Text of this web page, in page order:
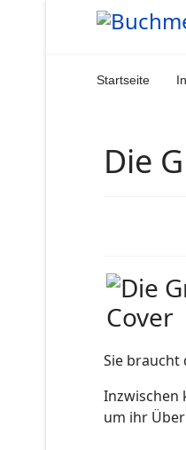
Startseite
Die
Sie braucht
Inzwischen
um ihr